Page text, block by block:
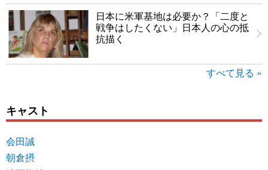
日本に米軍基地は必要か？「二度と
戦争はしたくない」日本人の心の抵
抗描く
すべて見る »
キャスト
会田誠
朝倉摂